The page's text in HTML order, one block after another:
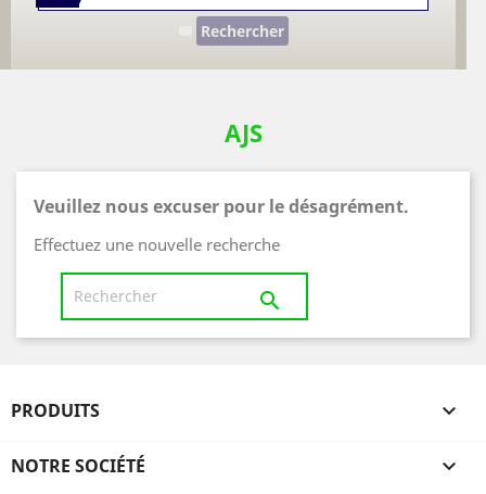
Rechercher
AJS
Veuillez nous excuser pour le désagrément.
Effectuez une nouvelle recherche

PRODUITS 
NOTRE SOCIÉTÉ 